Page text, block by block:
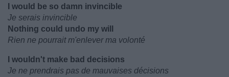
I would be so damn invincible
Je serais invincible
Nothing could undo my will
Rien ne pourrait m'enlever ma volonté
I wouldn't make bad decisions
Je ne prendrais pas de mauvaises décisions